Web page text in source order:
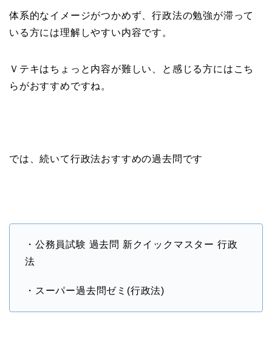
体系的なイメージがつかめず、行政法の勉強が滞って
いる方には理解しやすい内容です。
Ｖテキはちょっと内容が難しい、と感じる方にはこち
らがおすすめですね。
では、続いて行政法おすすめの過去問です
・公務員試験 過去問 新クイックマスター 行政
法
・スーパー過去問ゼミ(行政法)